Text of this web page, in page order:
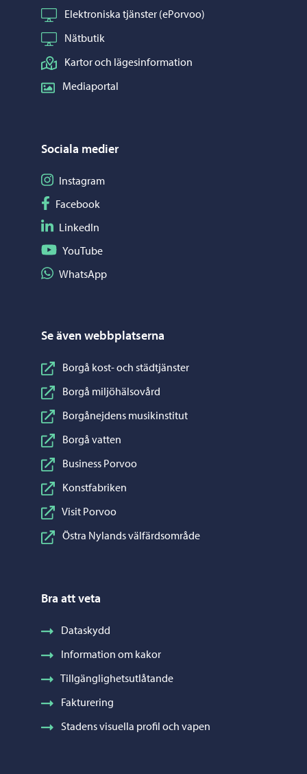
Elektroniska tjänster (ePorvoo)
Nätbutik
Kartor och lägesinformation
Mediaportal
Sociala medier
Följ på Instagram
Instagram
Följ på Facebook
Facebook
Följ på LinkedIn
LinkedIn
Följ på YouTube
YouTube
Dela på WhatsApp
WhatsApp
Se även webbplatserna
Borgå kost- och städtjänster
Borgå miljöhälsovård
Borgånejdens musikinstitut
Borgå vatten
Business Porvoo
Konstfabriken
Visit Porvoo
Östra Nylands välfärdsområde
Bra att veta
Dataskydd
Information om kakor
Tillgänglighetsutlåtande
Fakturering
Stadens visuella profil och vapen